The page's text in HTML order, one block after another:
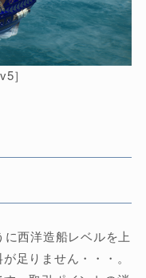
］
西洋造船レベルを上
足りません・・・。